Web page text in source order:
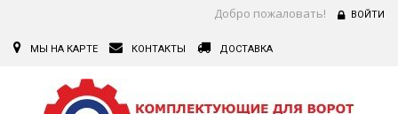
Добро пожаловать! ВОЙТИ
МЫ НА КАРТЕ КОНТАКТЫ ДОСТАВКА